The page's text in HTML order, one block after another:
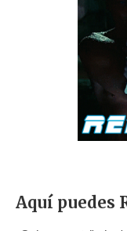
Aquí puedes